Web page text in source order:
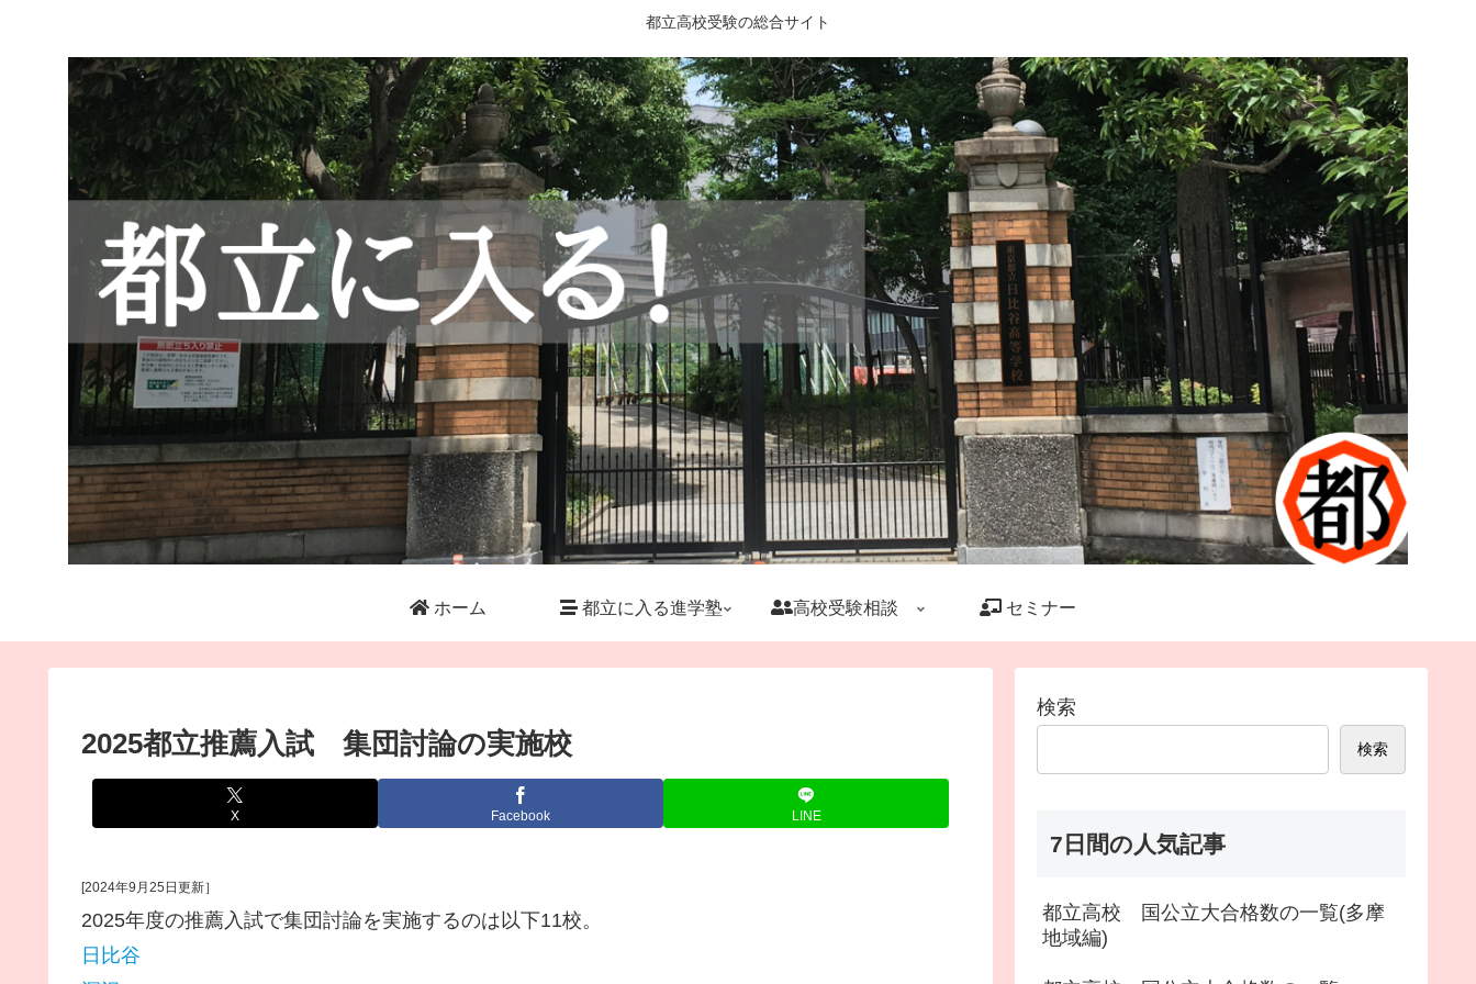
都立高校受験の総合サイト
ホーム 都立に入る進学塾 高校受験相談 セミナー
2025都立推薦入試 集団討論の実施校
X Facebook LINE
[2024年9月25日更新］
2025年度の推薦入試で集団討論を実施するのは以下11校。
日比谷
検索
検索
7日間の人気記事
都立高校 国公立大合格数の一覧(多摩
地域編)